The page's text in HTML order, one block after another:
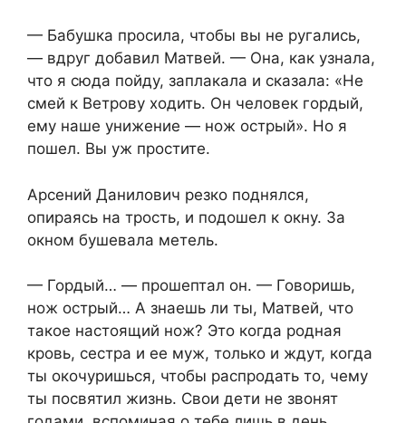
— Бабушка просила, чтобы вы не ругались,
— вдруг добавил Матвей. — Она, как узнала,
что я сюда пойду, заплакала и сказала: «Не
смей к Ветрову ходить. Он человек гордый,
ему наше унижение — нож острый». Но я
пошел. Вы уж простите.
Арсений Данилович резко поднялся,
опираясь на трость, и подошел к окну. За
окном бушевала метель.
— Гордый… — прошептал он. — Говоришь,
нож острый… А знаешь ли ты, Матвей, что
такое настоящий нож? Это когда родная
кровь, сестра и ее муж, только и ждут, когда
ты окочуришься, чтобы распродать то, чему
ты посвятил жизнь. Свои дети не звонят